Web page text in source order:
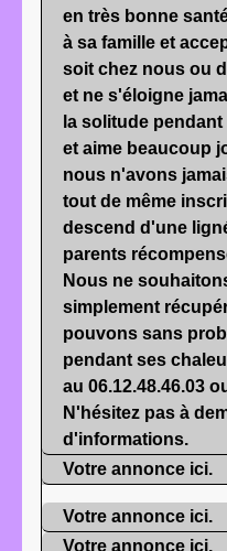
en très bonne
à sa famille et
soit chez nous ou
et ne s'éloigne
la solitude
et aime beaucoup
nous n'avons
tout de même
descend d'une
parents
Nous ne
simplement
pouvons sans
pendant ses
au 06.12.48.46.03
N'hésitez pas à
d'informations.
Votre annonce ici.
Votre annonce ici.
Votre annonce ici.